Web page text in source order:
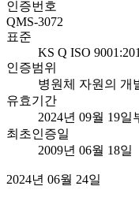
인증번호
QMS-3072
표준
KS Q ISO
인증범위
병원체 자원의 개
유효기간
2024년 09월 19일
최초인증일
2009년 06월 18일
2024년 06월 24일